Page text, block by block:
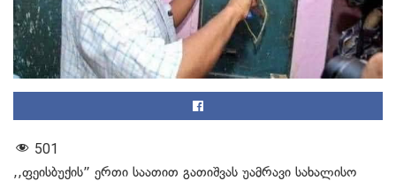
501
,,ფეისბუქის” ერთი საათით გათიშვას უამრავი სახალისო